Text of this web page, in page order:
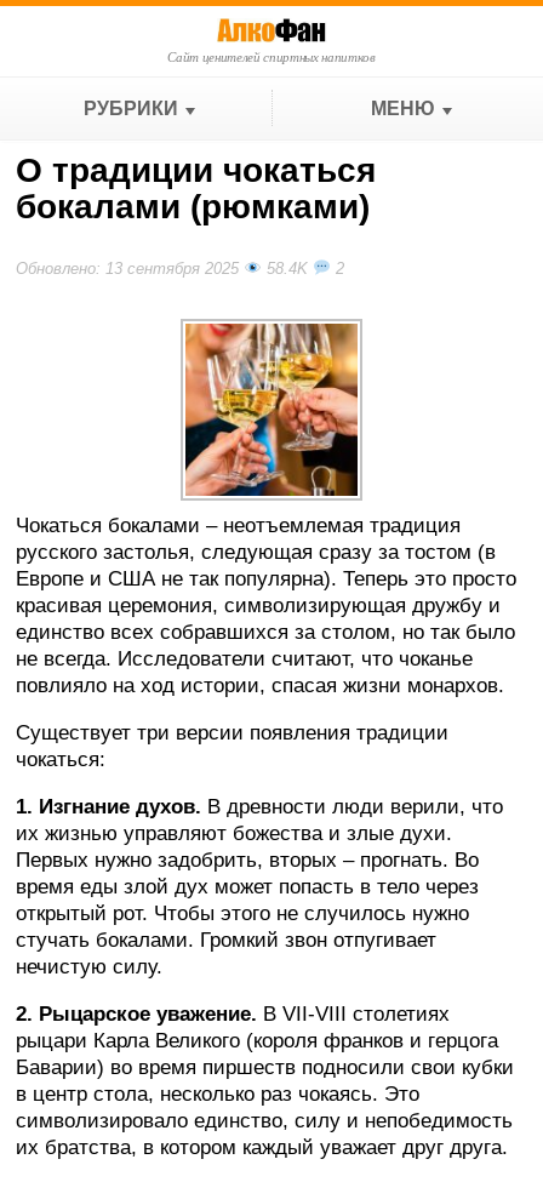
Сайт ценителей спиртных напитков
РУБРИКИ МЕНЮ
О традиции чокаться
бокалами (рюмками)
Обновлено: 13 сентября 2025 58.4K 2
Чокаться бокалами – неотъемлемая традиция
русского застолья, следующая сразу за тостом (в
Европе и США не так популярна). Теперь это просто
красивая церемония, символизирующая дружбу и
единство всех собравшихся за столом, но так было
не всегда. Исследователи считают, что чоканье
повлияло на ход истории, спасая жизни монархов.
Существует три версии появления традиции
чокаться:
1. Изгнание духов. В древности люди верили, что
их жизнью управляют божества и злые духи.
Первых нужно задобрить, вторых – прогнать. Во
время еды злой дух может попасть в тело через
открытый рот. Чтобы этого не случилось нужно
стучать бокалами. Громкий звон отпугивает
нечистую силу.
2. Рыцарское уважение. В VII-VIII столетиях
рыцари Карла Великого (короля франков и герцога
Баварии) во время пиршеств подносили свои кубки
в центр стола, несколько раз чокаясь. Это
символизировало единство, силу и непобедимость
их братства, в котором каждый уважает друг друга.